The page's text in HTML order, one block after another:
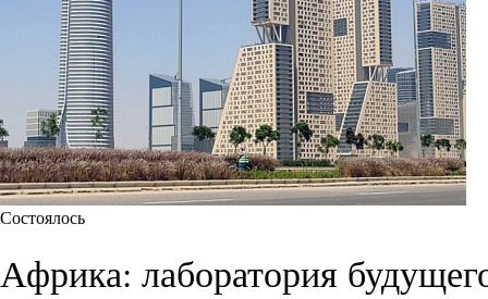
Состоялось
Африка: лаборатория